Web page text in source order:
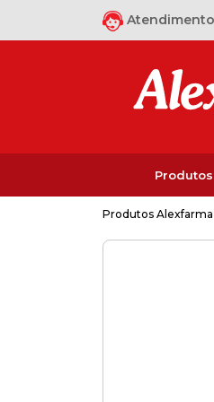
Produtos Alexfarma